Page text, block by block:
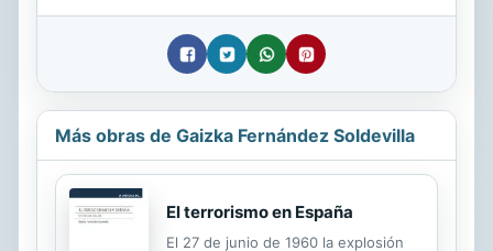
Más obras de Gaizka Fernández Soldevilla
El terrorismo en España
El 27 de junio de 1960 la explosión